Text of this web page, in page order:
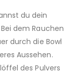
du dein
dem Rauchen
durch die Bowl
Aussehen.
des Pulvers